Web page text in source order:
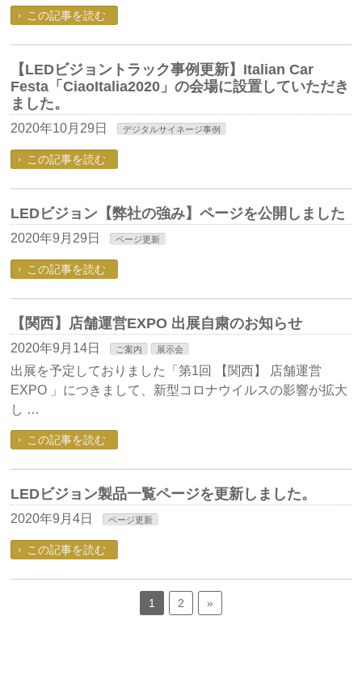
この記事を読む
【LEDビジョントラック事例更新】Italian Car
Festa「CiaoItalia2020」の会場に設置していただき
ました。
2020年10月29日 デジタルサイネージ事例
この記事を読む
LEDビジョン【弊社の強み】ページを公開しました
2020年9月29日 ページ更新
この記事を読む
【関西】店舗運営EXPO 出展自粛のお知らせ
2020年9月14日 ご案内 展示会
出展を予定しておりました「第1回 【関西】 店舗運営
EXPO 」につきまして、新型コロナウイルスの影響が拡大
し …
この記事を読む
LEDビジョン製品一覧ページを更新しました。
2020年9月4日 ページ更新
この記事を読む
1 2 »